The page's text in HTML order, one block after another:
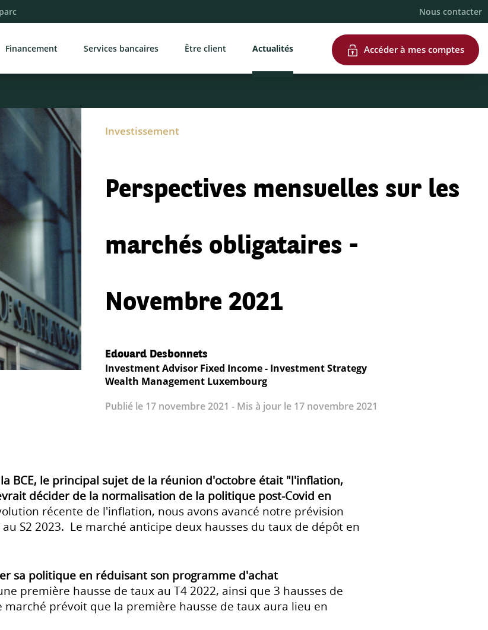
Nous contacter
Financement Services bancaires Être client Actualités Accéder à mes comptes
Investissement
Perspectives mensuelles sur les
marchés obligataires -
Novembre 2021
Edouard Desbonnets
Investment Advisor Fixed Income - Investment Strategy
Wealth Management Luxembourg
Publié le 17 novembre 2021 - Mis à jour le 17 novembre 2021
BCE, le principal sujet de la réunion d'octobre était "l'inflation,
décider de la normalisation de la politique post-Covid en
récente de l'inflation, nous avons avancé notre prévision
S2 2023. Le marché anticipe deux hausses du taux de dépôt en
sa politique en réduisant son programme d'achat
première hausse de taux au T4 2022, ainsi que 3 hausses de
marché prévoit que la première hausse de taux aura lieu en